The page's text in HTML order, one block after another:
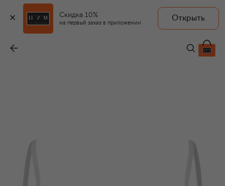
Скидка 10%
на первый заказ в приложении
Открыть
11 400 ₽